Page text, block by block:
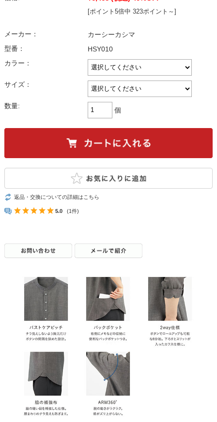
[ポイント5倍中 323ポイント～]
メーカー：
カーシーカシマ
型番：
HSY010
カラー：
サイズ：
数量:
個
返品・交換についての詳細はこちら
5.0 (1件)